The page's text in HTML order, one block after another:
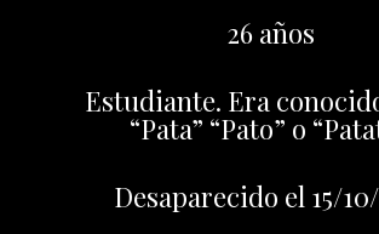
26 años
Estudiante. Era
“Pata” “Pato” o
Desaparecido el 15/